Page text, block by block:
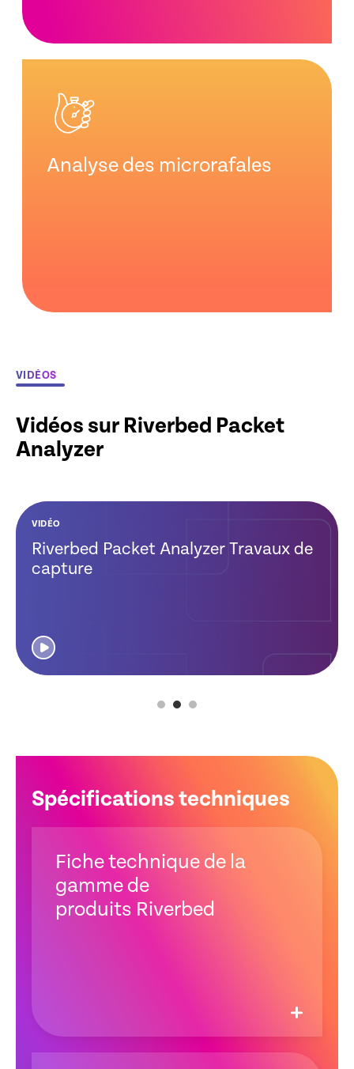
Analyse des microrafales
VIDÉOS
Vidéos sur Riverbed Packet
Analyzer
Diagnostic VoIP
VIDÉO
Riverbed Packet Analyzer Travaux de
capture
Riverbed Packet
Spécifications techniques
Fiche technique de la
gamme de
produits Riverbed